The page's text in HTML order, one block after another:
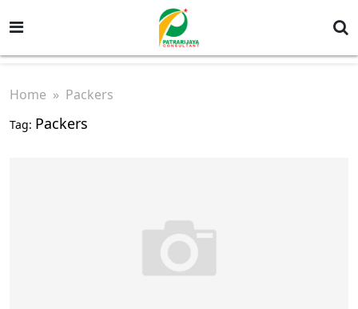
Home » Packers
Tag: Packers